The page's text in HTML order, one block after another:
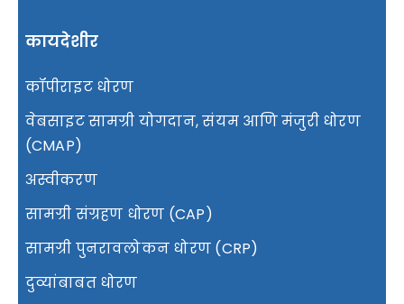
कायदेशीर
कॉपीराइट धोरण
वेबसाइट सामग्री योगदान, संयम आणि मंजुरी धोरण
(CMAP)
अस्वीकरण
सामग्री संग्रहण धोरण (CAP)
सामग्री पुनरावलोकन धोरण (CRP)
दुव्यांबाबत धोरण